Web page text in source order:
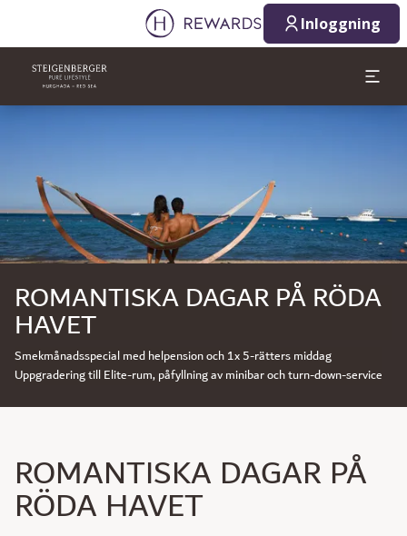
Inloggning
ROMANTISKA DAGAR PÅ RÖDA
HAVET
Smekmånadsspecial med helpension och 1x 5-rätters middag
Uppgradering till Elite-rum, påfyllning av minibar och turn-down-service
ROMANTISKA DAGAR PÅ
RÖDA HAVET